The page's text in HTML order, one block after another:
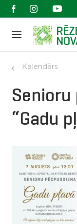
Kalendārs
Senioru
“Gadu